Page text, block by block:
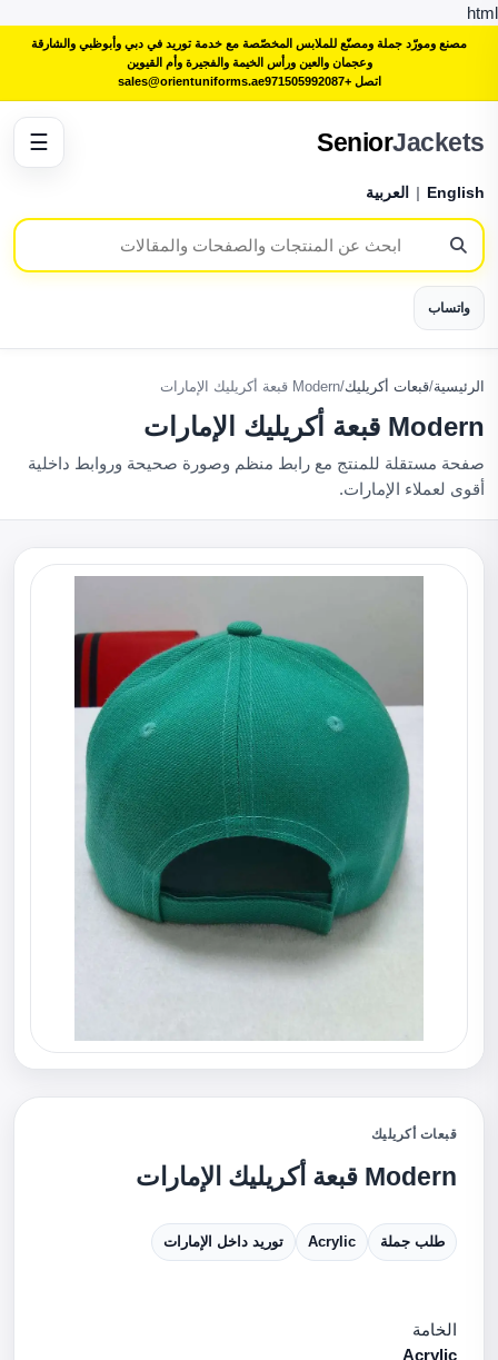
html
مصنع ومورّد جملة ومصنّع للملابس المخصّصة مع خدمة توريد في دبي وأبوظبي والشارقة
وعجمان والعين ورأس الخيمة والفجيرة وأم القيوين
اتصل +971505992087
sales@orientuniforms.ae
SeniorJackets
English
| العربية
واتساب
☰
الرئيسية/قبعات أكريليك/Modern قبعة أكريليك الإمارات
Modern قبعة أكريليك الإمارات
صفحة مستقلة للمنتج مع رابط منظم وصورة صحيحة وروابط داخلية
أقوى لعملاء الإمارات.
قبعات أكريليك
Modern قبعة أكريليك الإمارات
طلب جملة Acrylic توريد داخل الإمارات
الخامة
Acrylic